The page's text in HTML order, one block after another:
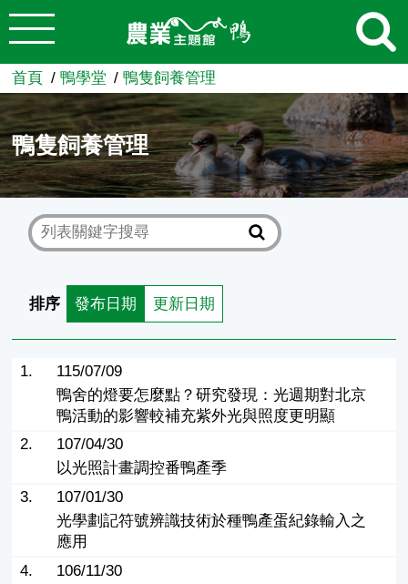
跳到主要內容
農業知識入口網
首頁 鴨學堂 鴨隻飼養管理
鴨隻飼養管理
排序 發布日期 更新日期
1.
115/07/09
鴨舍的燈要怎麼點？研究發現：光週期對北京
鴨活動的影響較補充紫外光與照度更明顯
2.
107/04/30
以光照計畫調控番鴨產季
3.
107/01/30
光學劃記符號辨識技術於種鴨產蛋紀錄輸入之
應用
4.
106/11/30